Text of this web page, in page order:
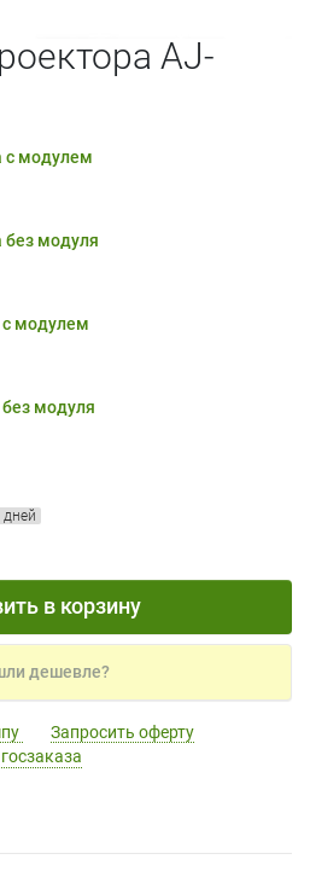
AJ-
с модулем
без модуля
модулем
модуля
дней
в корзину
дешевле?
Запросить оферту